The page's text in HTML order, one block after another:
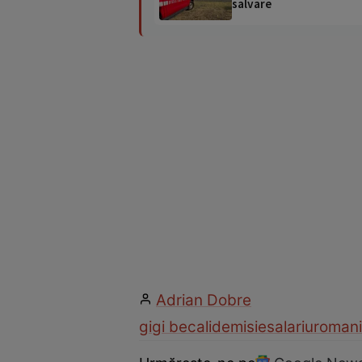
salvare
Adrian Dobre
gigi becalidemisiesalariu